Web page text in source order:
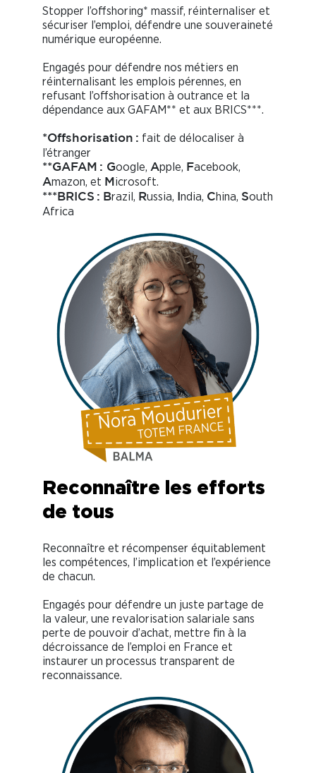
Stopper l’offshoring* massif, réinternaliser et
sécuriser l’emploi, défendre une souveraineté
numérique européenne.
Engagés pour défendre nos métiers en
réinternalisant les emplois pérennes, en
refusant l’offshorisation à outrance et la
dépendance aux GAFAM** et aux BRICS***.
*Offshorisation : fait de délocaliser à
l’étranger
**GAFAM : Google, Apple, Facebook,
Amazon, et M icrosoft.
***BRICS : Brazil, Russia, ndia, C hina, South
Africa
Reconnaître les efforts
de tous
Reconnaître et récompenser équitablement
les compétences, l’implication et l’expérience
de chacun.
Engagés pour défendre un juste partage de
la valeur, une revalorisation salariale sans
perte de pouvoir d’achat, mettre fin à la
décroissance de l’emploi en France et
instaurer un processus transparent de
reconnaissance.